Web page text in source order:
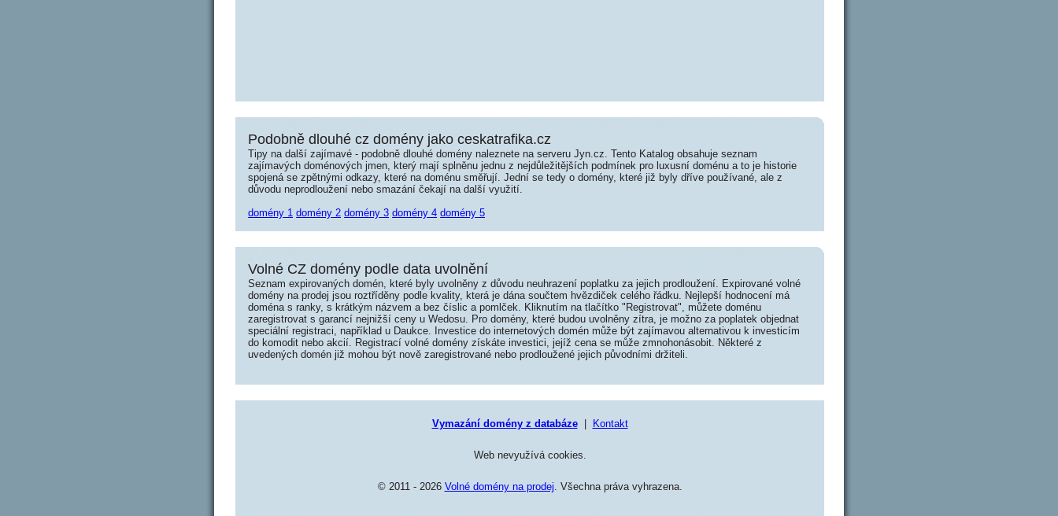
Podobně dlouhé cz domény jako ceskatrafika.cz
Tipy na další zajímavé - podobně dlouhé domény naleznete na serveru Jyn.cz. Tento Katalog obsahuje seznam
zajímavých doménových jmen, který mají splněnu jednu z nejdůležitějších podmínek pro luxusní doménu a to je historie
spojená se zpětnými odkazy, které na doménu směřují. Jední se tedy o domény, které již byly dříve používané, ale z
důvodu neprodloužení nebo smazání čekají na další využití.
domény 1 domény 2 domény 3 domény 4 domény 5
Volné CZ domény podle data uvolnění
Seznam expirovaných domén, které byly uvolněny z důvodu neuhrazení poplatku za jejich prodloužení. Expirované volné
domény na prodej jsou roztříděny podle kvality, která je dána součtem hvězdiček celého řádku. Nejlepší hodnocení má
doména s ranky, s krátkým názvem a bez číslic a pomlček. Kliknutím na tlačítko "Registrovat", můžete doménu
zaregistrovat s garancí nejnižší ceny u Wedosu. Pro domény, které budou uvolněny zítra, je možno za poplatek objednat
speciální registraci, například u Daukce. Investice do internetových domén může být zajímavou alternativou k investicím
do komodit nebo akcií. Registrací volné domény získáte investici, jejíž cena se může zmnohonásobit. Některé z
uvedených domén již mohou být nově zaregistrované nebo prodloužené jejich původními držiteli.
Vymazání domény z databáze| Kontakt
Web nevyužívá cookies.
© 2011 - 2026 Volné domény na prodej. Všechna práva vyhrazena.